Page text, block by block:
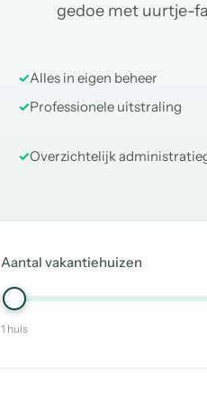
gedoe met uurtje-
✓Alles in eigen beheer
✓Professionele uitstraling
✓Overzichtelijk
Aantal vakantiehuizen
1 huis